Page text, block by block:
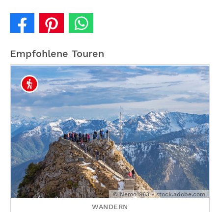
Empfohlene Touren
© Nemo1963 - stock.adobe.com
WANDERN